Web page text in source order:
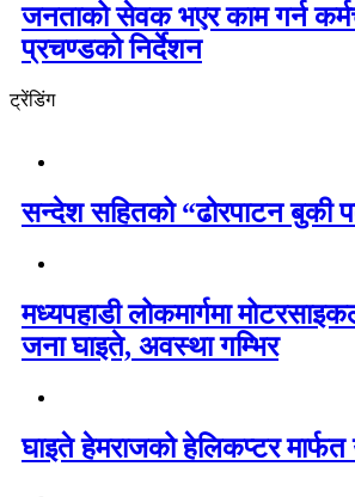
जनताको सेवक भएर काम गर्न
प्रचण्डको निर्देशन
ट्रेंडिंग
सन्देश सहितको “ढोरपाटन बुकी
मध्यपहाडी लोकमार्गमा
जना घाइते, अवस्था गम्भिर
घाइते हेमराजको हेलिकप्टर मार्फत